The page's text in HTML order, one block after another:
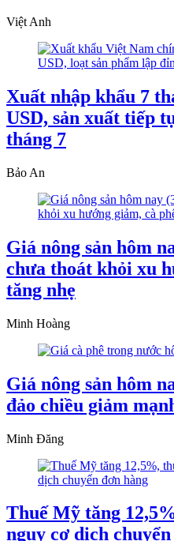
Việt Anh
Xuất nhập khẩu 7
USD, sản xuất tiếp
tháng 7
Bảo An
Giá nông sản hôm
chưa thoát khỏi xu
tăng nhẹ
Minh Hoàng
Giá nông sản hôm
đảo chiều giảm
Minh Đăng
Thuế Mỹ tăng
nguy cơ dịch